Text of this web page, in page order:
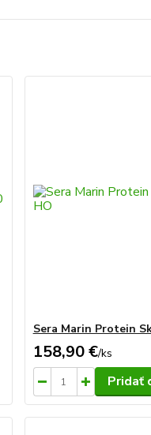
Sera Marin Protein
158,90 €/ks
Pridať